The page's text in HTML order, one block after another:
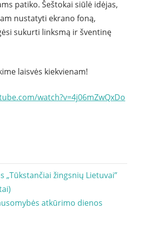
patiko. Šeštokai siūlė idėjas,
nustatyti ekrano foną,
sukurti linksmą ir šventinę
laisvės kiekvienam!
watch?v=4j06mZwQxDo
„Tūkstančiai žingsnių Lietuvai”
atkūrimo dienos